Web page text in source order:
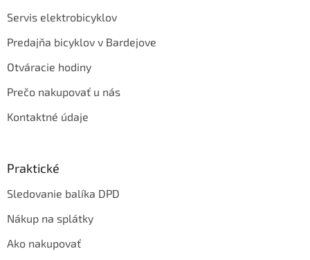
Servis elektrobicyklov
Predajňa bicyklov v Bardejove
Otváracie hodiny
Prečo nakupovať u nás
Kontaktné údaje
Praktické
Sledovanie balíka DPD
Nákup na splátky
Ako nakupovať